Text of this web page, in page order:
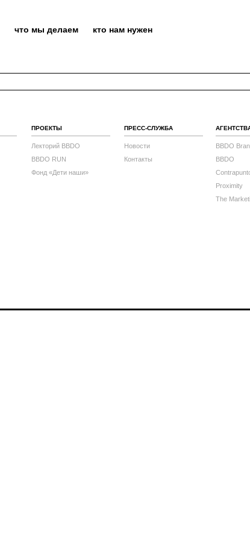
что мы делаем кто нам нужен
ПРОЕКТЫ
Лекторий BBDO
BBDO RUN
Фонд «Дети наши»
ПРЕСС-СЛУЖБА
Новости
Контакты
BBDO
BBDO
Proximity
The